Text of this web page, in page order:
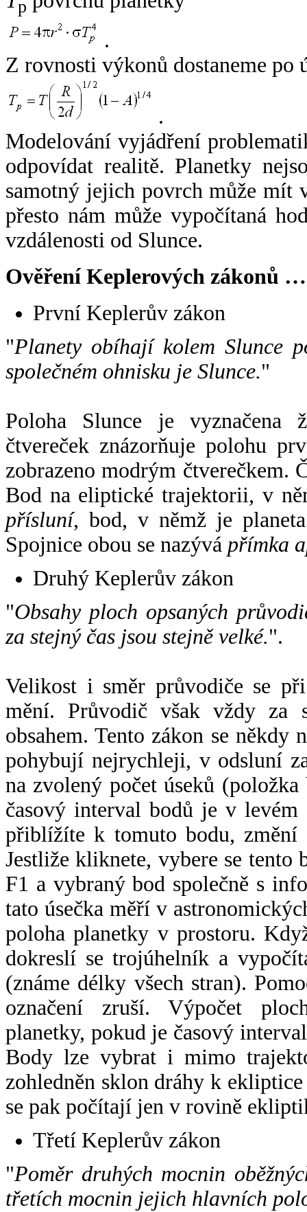
p
.
Z rovnosti výkonů dostaneme po
.
Modelování vyjádření
odpovídat realitě. Planetky
samotný jejich povrch může mít
přesto nám může vypočítaná
vzdálenosti od Slunce.
Ověření Keplerových zákonů …
První Keplerův zákon
"Planety obíhají kolem Slunce
společném ohnisku je Slunce."
Poloha Slunce je vyznačena
čtvereček znázorňuje polohu
zobrazeno modrým čtverečkem.
Bod na eliptické trajektorii, v
přísluní, bod, v němž je
Spojnice obou se nazývá přímka
Druhý Keplerův zákon
"Obsahy ploch opsaných
za stejný čas jsou stejně velké.".
Velikost i směr průvodiče se
mění. Průvodič však vždy za
obsahem. Tento zákon se někdy
pohybují nejrychleji, v odsluní
na zvolený počet úseků
časový interval bodů je v
přiblížíte k tomuto bodu,
Jestliže kliknete, vybere se tento
F1 a vybraný bod společně s
tato úsečka měří v
poloha planetky v prostoru.
dokreslí se trojúhelník a
(známe délky všech stran).
označení zruší. Výpočet
planetky, pokud je časový
Body lze vybrat i mimo
zohledněn sklon dráhy k
se pak počítají jen v rovině
Třetí Keplerův zákon
"Poměr druhých mocnin
třetích mocnin jejich hlavních